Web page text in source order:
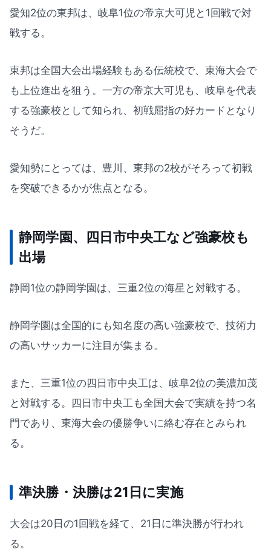
愛知2位の東邦は、岐阜1位の帝京大可児と1回戦で対
戦する。
東邦は全国大会出場経験もある伝統校で、東海大会で
も上位進出を狙う。一方の帝京大可児も、岐阜を代表
する強豪校として知られ、初戦屈指の好カードとなり
そうだ。
愛知勢にとっては、豊川、東邦の2校がそろって初戦
を突破できるかが焦点となる。
静岡学園、四日市中央工など強豪校も
出場
静岡1位の静岡学園は、三重2位の海星と対戦する。
静岡学園は全国的にも知名度の高い強豪校で、技術力
の高いサッカーに注目が集まる。
また、三重1位の四日市中央工は、岐阜2位の美濃加茂
と対戦する。四日市中央工も全国大会で実績を持つ名
門であり、東海大会の優勝争いに絡む存在とみられ
る。
準決勝・決勝は21日に実施
大会は20日の1回戦を経て、21日に準決勝が行われ
る。